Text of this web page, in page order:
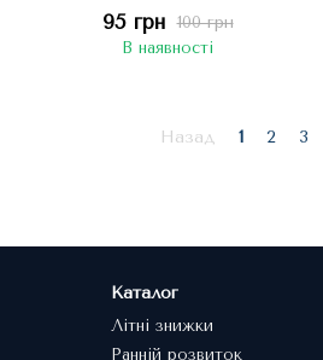
100 грн
95 грн
В наявності
Назад 1 2 3
Каталог
Літні знижки
Ранній розвиток